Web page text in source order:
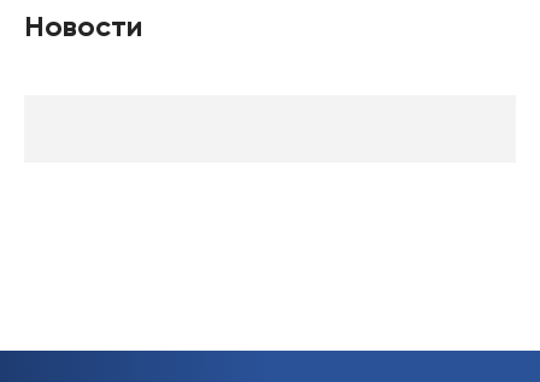
Новости